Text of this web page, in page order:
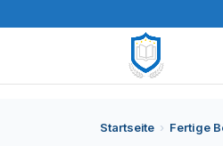
Startseite › Fertige